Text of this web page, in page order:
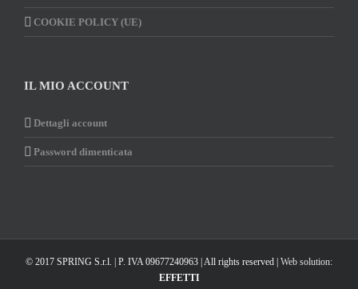
COOKIE POLICY (UE)
IL MIO ACCOUNT
Dettagli account
Password dimenticata
© 2017 SPRING S.r.l. | P. IVA 09677240963 | All rights reserved | Web solution:
EFFETTI